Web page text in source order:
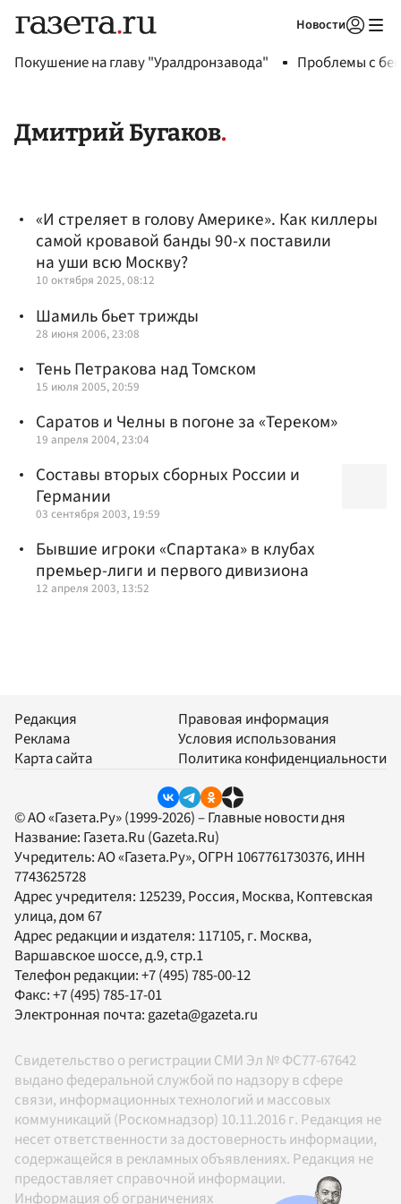
Новости
Покушение на главу "Уралдронзавода" Проблемы с
Дмитрий Бугаков
«И стреляет в голову Америке». Как киллеры
самой кровавой банды 90-х поставили
на уши всю Москву?
10 октября 2025, 08:12
Шамиль бьет трижды
28 июня 2006, 23:08
Тень Петракова над Томском
15 июля 2005, 20:59
Саратов и Челны в погоне за «Тереком»
19 апреля 2004, 23:04
Составы вторых сборных России и
Германии
03 сентября 2003, 19:59
Бывшие игроки «Спартака» в клубах
премьер-лиги и первого дивизиона
12 апреля 2003, 13:52
Редакция
Реклама
Карта сайта
Правовая информация
Условия использования
Политика конфиденциальности
© АО «Газета.Ру» (1999-2026) – Главные новости дня
Название: Газета.Ru (Gazeta.Ru)
Учредитель:АО «Газета.Ру», ОГРН 1067761730376, ИНН
7743625728
Адрес учредителя: 125239, Россия, Москва, Коптевская
улица, дом 67
Адрес редакции и издателя: 117105, г. Москва,
Варшавское шоссе, д.9, стр.1
Телефон редакции:+7 (495) 785-00-12
Факс:+7 (495) 785-17-01
Электронная почта:gazeta@gazeta.ru
Свидетельство о регистрации СМИ Эл № ФС77-67642
выдано федеральной службой по надзору в сфере
связи, информационных технологий и массовых
коммуникаций (Роскомнадзор) 10.11.2016 г. Редакция не
несет ответственности за достоверность информации,
содержащейся в рекламных объявлениях. Редакция не
предоставляет справочной информации.
Информация об ограничениях